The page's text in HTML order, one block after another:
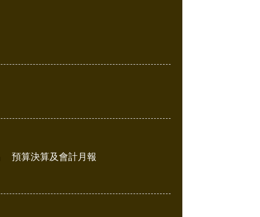
預算決算及會計月報